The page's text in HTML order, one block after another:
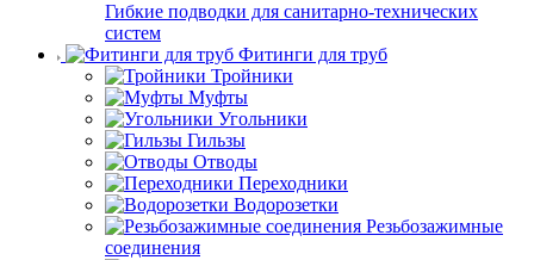
Гибкие подводки для санитарно-технических
систем
Фитинги для труб
Тройники
Муфты
Угольники
Гильзы
Отводы
Переходники
Водорозетки
Резьбозажимные
соединения